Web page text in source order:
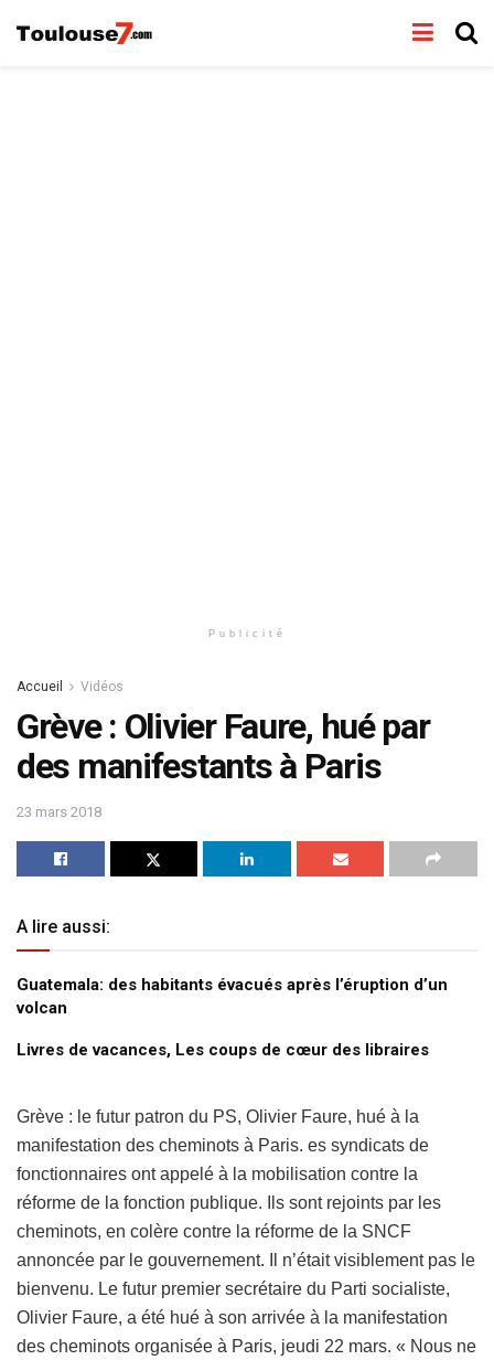
Publicité
Accueil Vidéos
Grève : Olivier Faure, hué par
des manifestants à Paris
23 mars 2018
A lire aussi:
Guatemala: des habitants évacués après l’éruption d’un
volcan
Livres de vacances, Les coups de cœur des libraires
Grève : le futur patron du PS, Olivier Faure, hué à la
manifestation des cheminots à Paris. es syndicats de
fonctionnaires ont appelé à la mobilisation contre la
réforme de la fonction publique. Ils sont rejoints par les
cheminots, en colère contre la réforme de la SNCF
annoncée par le gouvernement. Il n’était visiblement pas le
bienvenu. Le futur premier secrétaire du Parti socialiste,
Olivier Faure, a été hué à son arrivée à la manifestation
des cheminots organisée à Paris, jeudi 22 mars. « Nous ne